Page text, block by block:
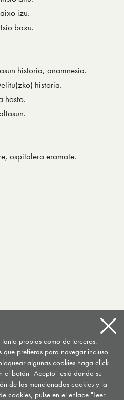
izu.
baxu.
historia, anamnesia.
historia.
hosto.
ospitalera eramate.
propias como de terceros.
prefieras para navegar incluso
algunas cookies haga click
el botón "Acepto" está dando su
de las mencionadas cookies y la
cookies, pulse en el enlace "Leer